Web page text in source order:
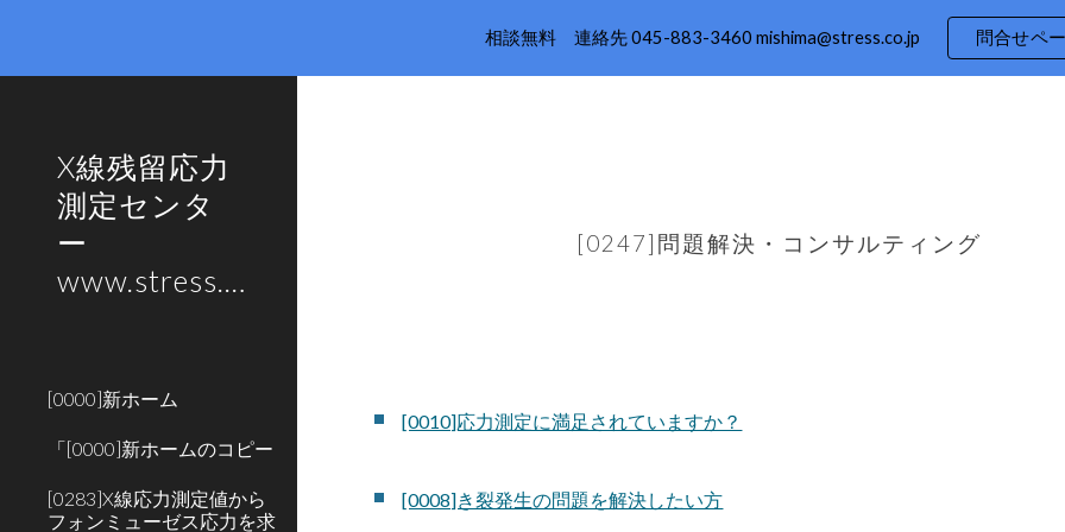
Skip to main content Skip to
相談無料 連絡先 045-883-3460 mishima@stress.co.jp 問合せペ
X線残留応力
測定センタ
ー
www.stress.co.jp
[0000]新ホーム
「[0000]新ホームのコピー
[0283]X線応力測定値から
フォンミューゼス応力を求
[0247]問題解決・コンサルティング
[0010]応力測定に満足されていますか？
[0008]き裂発生の問題を解決したい方